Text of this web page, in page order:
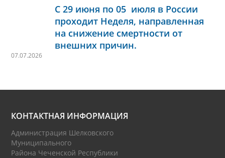
С 29 июня по 05 июля в России
проходит Неделя, направленная
на снижение смертности от
внешних причин.
07.07.2026
КОНТАКТНАЯ ИНФОРМАЦИЯ
Администрация Шелковского
Муниципального
Района Чеченской Республики